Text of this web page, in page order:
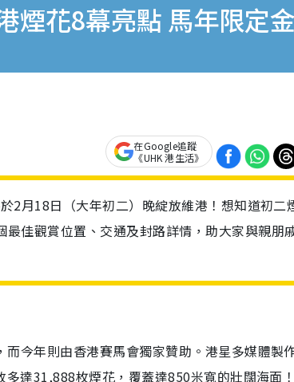
煙花8幕亮點 馬年限定
在Google追蹤
《UHK 港生活》
2月18日（大年初二）晚綻放維港！想知道初二
佳觀賞位置、交通及封路詳情，助大家與親朋
今年則由香港賽馬會獨家贊助。港星多媒體製
達31,888枚煙花，覆蓋達850米寬的壯闊海面！